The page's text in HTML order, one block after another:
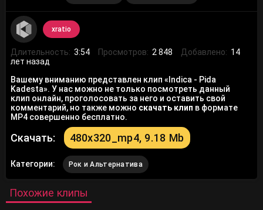
xratio
Длительность: 3:54 Просмотров: 2 848 Добавлено: 14
лет назад
Вашему вниманию представлен клип «Indica - Pida
Kadesta». У нас можно не только посмотреть данный
клип онлайн, проголосовать за него и оставить свой
комментарий, но также можно скачать клип в формате
MP4 совершенно бесплатно.
Скачать: 480x320_mp4, 9.18 Mb
Категории: Рок и Альтернатива
Похожие клипы